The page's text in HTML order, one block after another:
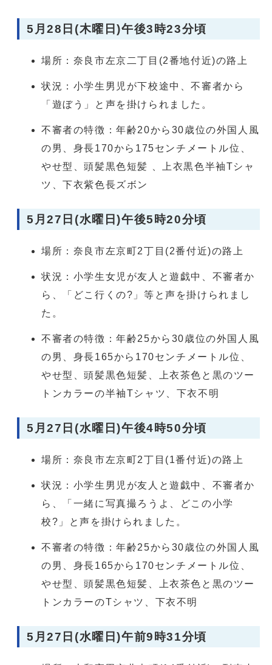
5月28日(木曜日)午後3時23分頃
場所：奈良市左京二丁目(2番地付近)の路上
状況：小学生男児が下校途中、不審者から
「遊ぼう」と声を掛けられました。
不審者の特徴：年齢20から30歳位の外国人風
の男、身長170から175センチメートル位、
やせ型、頭髪黒色短髪 、上衣黒色半袖Tシャ
ツ、下衣紫色長ズボン
5月27日(水曜日)午後5時20分頃
場所：奈良市左京町2丁目(2番付近)の路上
状況：小学生女児が友人と遊戯中、不審者か
ら、「どこ行くの?」等と声を掛けられまし
た。
不審者の特徴：年齢25から30歳位の外国人風
の男、身長165から170センチメートル位、
やせ型、頭髪黒色短髪、上衣茶色と黒のツー
トンカラーの半袖Tシャツ、下衣不明
5月27日(水曜日)午後4時50分頃
場所：奈良市左京町2丁目(1番付近)の路上
状況：小学生男児が友人と遊戯中、不審者か
ら、「一緒に写真撮ろうよ、どこの小学
校?」と声を掛けられました。
不審者の特徴：年齢25から30歳位の外国人風
の男、身長165から170センチメートル位、
やせ型、頭髪黒色短髪、上衣茶色と黒のツー
トンカラーのTシャツ、下衣不明
5月27日(水曜日)午前9時31分頃